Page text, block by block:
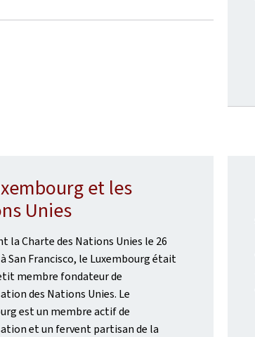
et les
Unies
la Charte des Nations Unies le 26
San Francisco, le Luxembourg était
membre fondateur de
des Nations Unies. Le
est un membre actif de
et un fervent partisan de la